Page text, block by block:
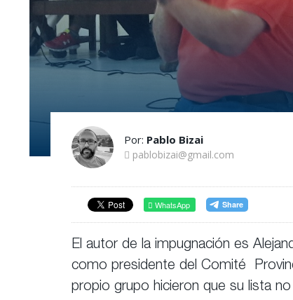
Por: Pablo Bizai
pablobizai@gmail.com
WhatsApp
El autor de la impugnación es
como presidente del Comité
propio grupo hicieron que su lista